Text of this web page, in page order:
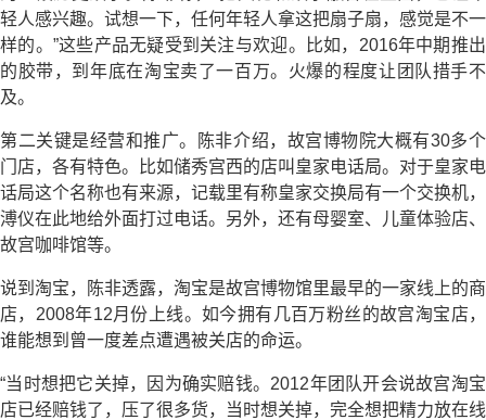
轻人感兴趣。试想一下，任何年轻人拿这把扇子扇，感觉是不一
样的。”这些产品无疑受到关注与欢迎。比如，2016年中期推出
的胶带，到年底在淘宝卖了一百万。火爆的程度让团队措手不
及。
第二关键是经营和推广。陈非介绍，故宫博物院大概有30多个
门店，各有特色。比如储秀宫西的店叫皇家电话局。对于皇家电
话局这个名称也有来源，记载里有称皇家交换局有一个交换机，
溥仪在此地给外面打过电话。另外，还有母婴室、儿童体验店、
故宫咖啡馆等。
说到淘宝，陈非透露，淘宝是故宫博物馆里最早的一家线上的商
店，2008年12月份上线。如今拥有几百万粉丝的故宫淘宝店，
谁能想到曾一度差点遭遇被关店的命运。
“当时想把它关掉，因为确实赔钱。2012年团队开会说故宫淘宝
店已经赔钱了，压了很多货，当时想关掉，完全想把精力放在线